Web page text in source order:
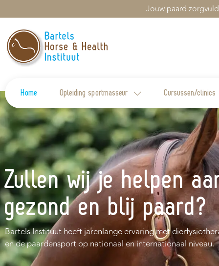
Jouw paard
Home Opleiding sportmasseur Cursussen/clinics
Zullen wij je helpen
gezond en blij paard?
Bartels Instituut heeft jarenlange ervaring met
en de paardensport op nationaal en internationaal niveau.